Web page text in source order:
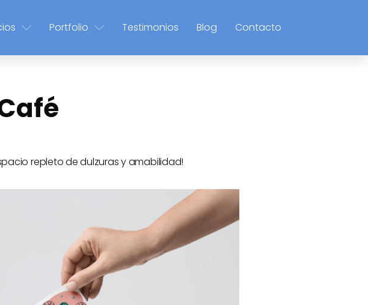
Portfolio Testimonios Blog Contacto
repleto de dulzuras y amabilidad!